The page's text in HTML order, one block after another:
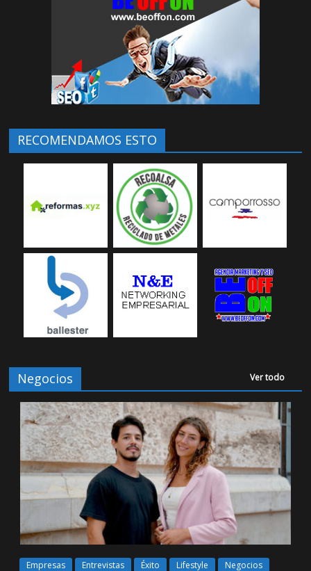
RECOMENDAMOS ESTO
Negocios Ver todo
Empresas Entrevistas Éxito Lifestyle Negocios